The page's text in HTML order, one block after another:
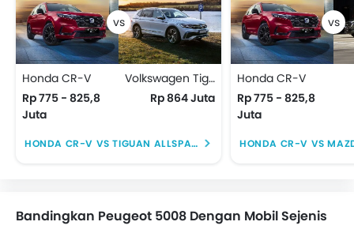
Honda CR-V
Rp 775 - 825,8
Juta
Volkswagen Tiguan Allspace
Rp 864 Juta
HONDA CR-V VS TIGUAN ALLSPACE
Honda CR-V
Rp 775 - 825,8
Juta
HONDA CR-V VS
Bandingkan Peugeot 5008 Dengan Mobil Sejenis